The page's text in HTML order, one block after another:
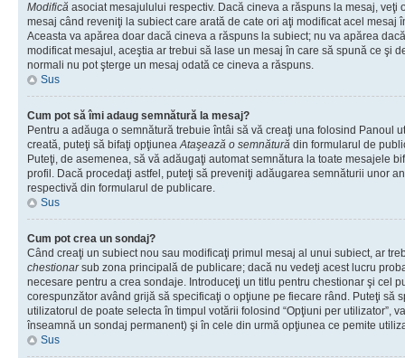
Modifică asociat mesajulului respectiv. Dacă cineva a răspuns la mesaj, veţi
mesaj când reveniţi la subiect care arată de cate ori aţi modificat acel mesaj
Aceasta va apărea doar dacă cineva a răspuns la subiect; nu va apărea
modificat mesajul, aceştia ar trebui să lase un mesaj în care să spună ce şi
normali nu pot şterge un mesaj odată ce cineva a răspuns.
Sus
Cum pot să îmi adaug semnătură la mesaj?
Pentru a adăuga o semnătură trebuie întâi să vă creaţi una folosind Panoul
creată, puteţi să bifaţi opţiuneaAtaşează o semnătură din formularul de
Puteţi, de asemenea, să vă adăugaţi automat semnătura la toate mesajele
profil. Dacă procedaţi astfel, puteţi să preveniţi adăugarea semnăturii unor
respectivă din formularul de publicare.
Sus
Cum pot crea un sondaj?
Când creaţi un subiect nou sau modificaţi primul mesaj al unui subiect, ar
chestionarsub zona principală de publicare; dacă nu vedeţi acest lucru
necesare pentru a crea sondaje. Introduceţi un titlu pentru chestionar şi cel
corespunzător având grijă să specificaţi o opţiune pe fiecare rând. Puteţi să
utilizatorul de poate selecta în timpul votării folosind “Opţiuni per utilizator”,
înseamnă un sondaj permanent) şi în cele din urmă opţiunea ce pemite
Sus